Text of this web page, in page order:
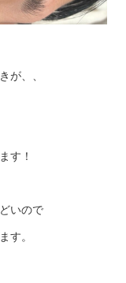
が、、
す！
いので
す。